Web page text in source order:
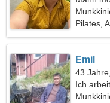
Pilates,
Emil
43
Ich
eine